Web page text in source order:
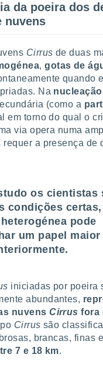
da poeira dos
nuvens
Cirrus de duas
,gotas de
quando
Na
(como a
em torno do qual o
via opera numa
requer a presença de
os cientistas
condições certas,
pode
um papel
iniciadas por poeira
abundantes,
nuvensCirrus fora
Cirrus são
brancas, finas
7 e 18 km.